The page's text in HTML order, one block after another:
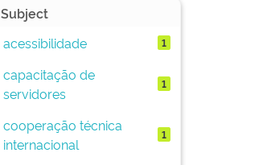
Subject
acessibilidade
1
capacitação de
servidores
1
cooperação técnica
internacional
1